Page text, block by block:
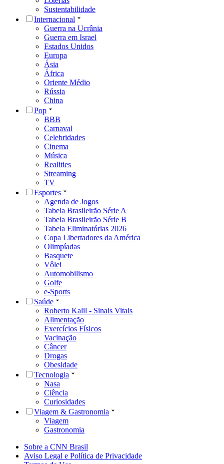
Sustentabilidade
Internacional
Guerra na Ucrânia
Guerra em Israel
Estados Unidos
Europa
Ásia
África
Oriente Médio
Rússia
China
Pop
BBB
Carnaval
Celebridades
Cinema
Música
Realities
Streaming
TV
Esportes
Agenda de Jogos
Tabela Brasileirão Série A
Tabela Brasileirão Série B
Tabela Eliminatórias 2026
Copa Libertadores da América
Olimpíadas
Basquete
Vôlei
Automobilismo
Golfe
e-Sports
Saúde
Roberto Kalil - Sinais Vitais
Alimentação
Exercícios Físicos
Vacinação
Câncer
Drogas
Obesidade
Tecnologia
Nasa
Ciência
Curiosidades
Viagem & Gastronomia
Viagem
Gastronomia
Sobre a CNN Brasil
Aviso Legal e Política de Privacidade